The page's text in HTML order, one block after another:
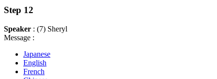
Step 12
Speaker : (7) Sheryl
Message :
Japanese
English
French